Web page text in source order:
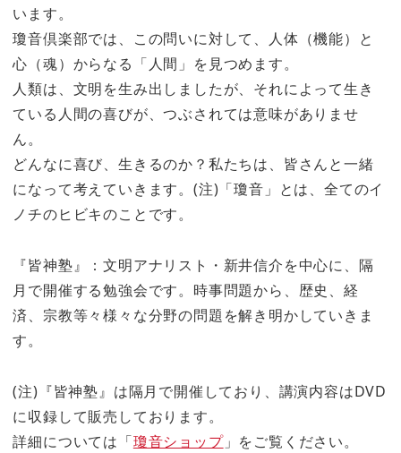
います。
瓊音倶楽部では、この問いに対して、人体（機能）と
心（魂）からなる「人間」を見つめます。
人類は、文明を生み出しましたが、それによって生き
ている人間の喜びが、つぶされては意味がありませ
ん。
どんなに喜び、生きるのか？私たちは、皆さんと一緒
になって考えていきます。(注)「瓊音」とは、全てのイ
ノチのヒビキのことです。
『皆神塾』：文明アナリスト・新井信介を中心に、隔
月で開催する勉強会です。時事問題から、歴史、経
済、宗教等々様々な分野の問題を解き明かしていきま
す。
(注)『皆神塾』は隔月で開催しており、講演内容はDVD
に収録して販売しております。
詳細については「瓊音ショップ」をご覧ください。